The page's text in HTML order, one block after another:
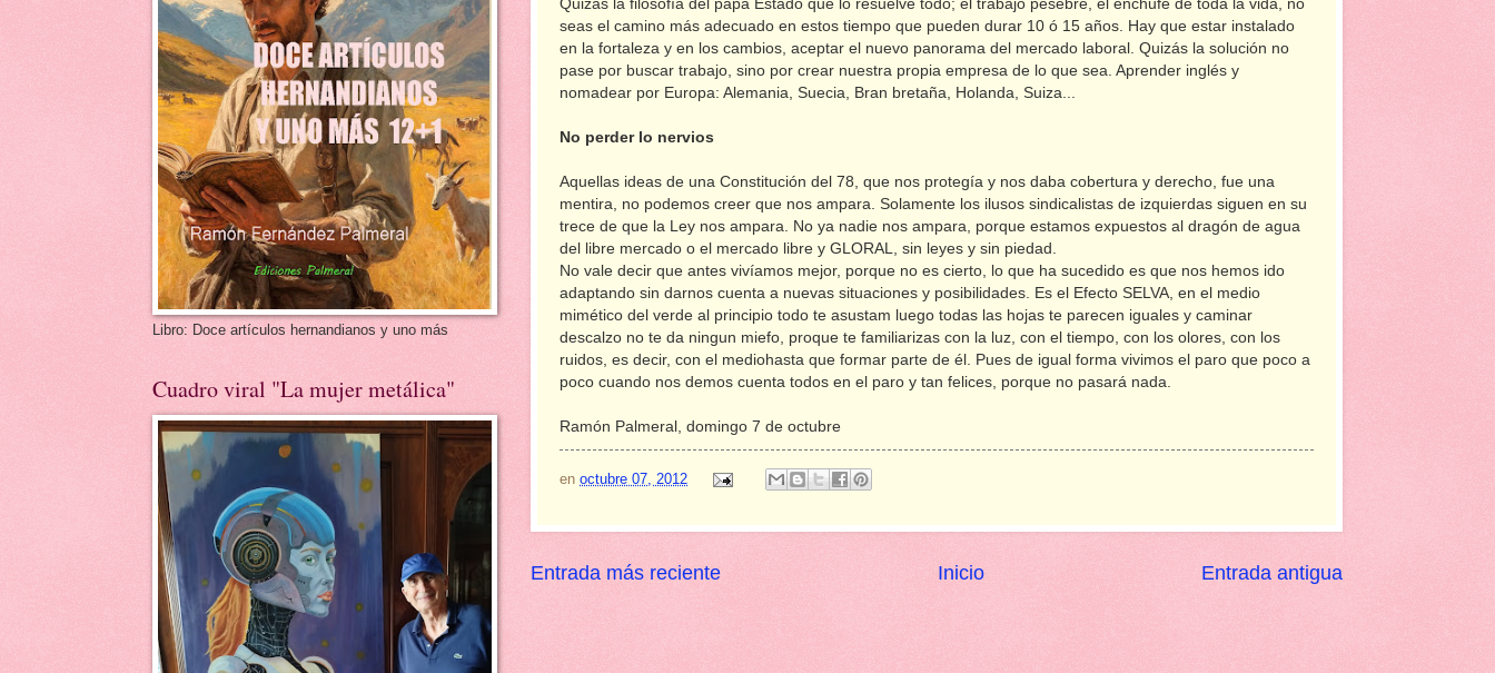
Quizás la filosofía del papá Estado que lo resuelve todo; el trabajo pesebre, el enchufe de toda la vida, no
seas el camino más adecuado en estos tiempo que pueden durar 10 ó 15 años. Hay que estar instalado
en la fortaleza y en los cambios, aceptar el nuevo panorama del mercado laboral. Quizás la solución no
pase por buscar trabajo, sino por crear nuestra propia empresa de lo que sea. Aprender inglés y
nomadear por Europa: Alemania, Suecia, Bran bretaña, Holanda, Suiza...
No perder lo nervios
Aquellas ideas de una Constitución del 78, que nos protegía y nos daba cobertura y derecho, fue una
mentira, no podemos creer que nos ampara. Solamente los ilusos sindicalistas de izquierdas siguen en su
trece de que la Ley nos ampara. No ya nadie nos ampara, porque estamos expuestos al dragón de agua
del libre mercado o el mercado libre y GLORAL, sin leyes y sin piedad.
No vale decir que antes vivíamos mejor, porque no es cierto, lo que ha sucedido es que nos hemos ido
adaptando sin darnos cuenta a nuevas situaciones y posibilidades. Es el Efecto SELVA, en el medio
mimético del verde al principio todo te asustam luego todas las hojas te parecen iguales y caminar
descalzo no te da ningun miefo, proque te familiarizas con la luz, con el tiempo, con los olores, con los
ruidos, es decir, con el mediohasta que formar parte de él. Pues de igual forma vivimos el paro que poco a
poco cuando nos demos cuenta todos en el paro y tan felices, porque no pasará nada.
Ramón Palmeral, domingo 7 de octubre
en octubre 07, 2012
Entrada más reciente Entrada antigua
Inicio
Libro: Doce artículos hernandianos y uno más
Cuadro viral "La mujer metálica"